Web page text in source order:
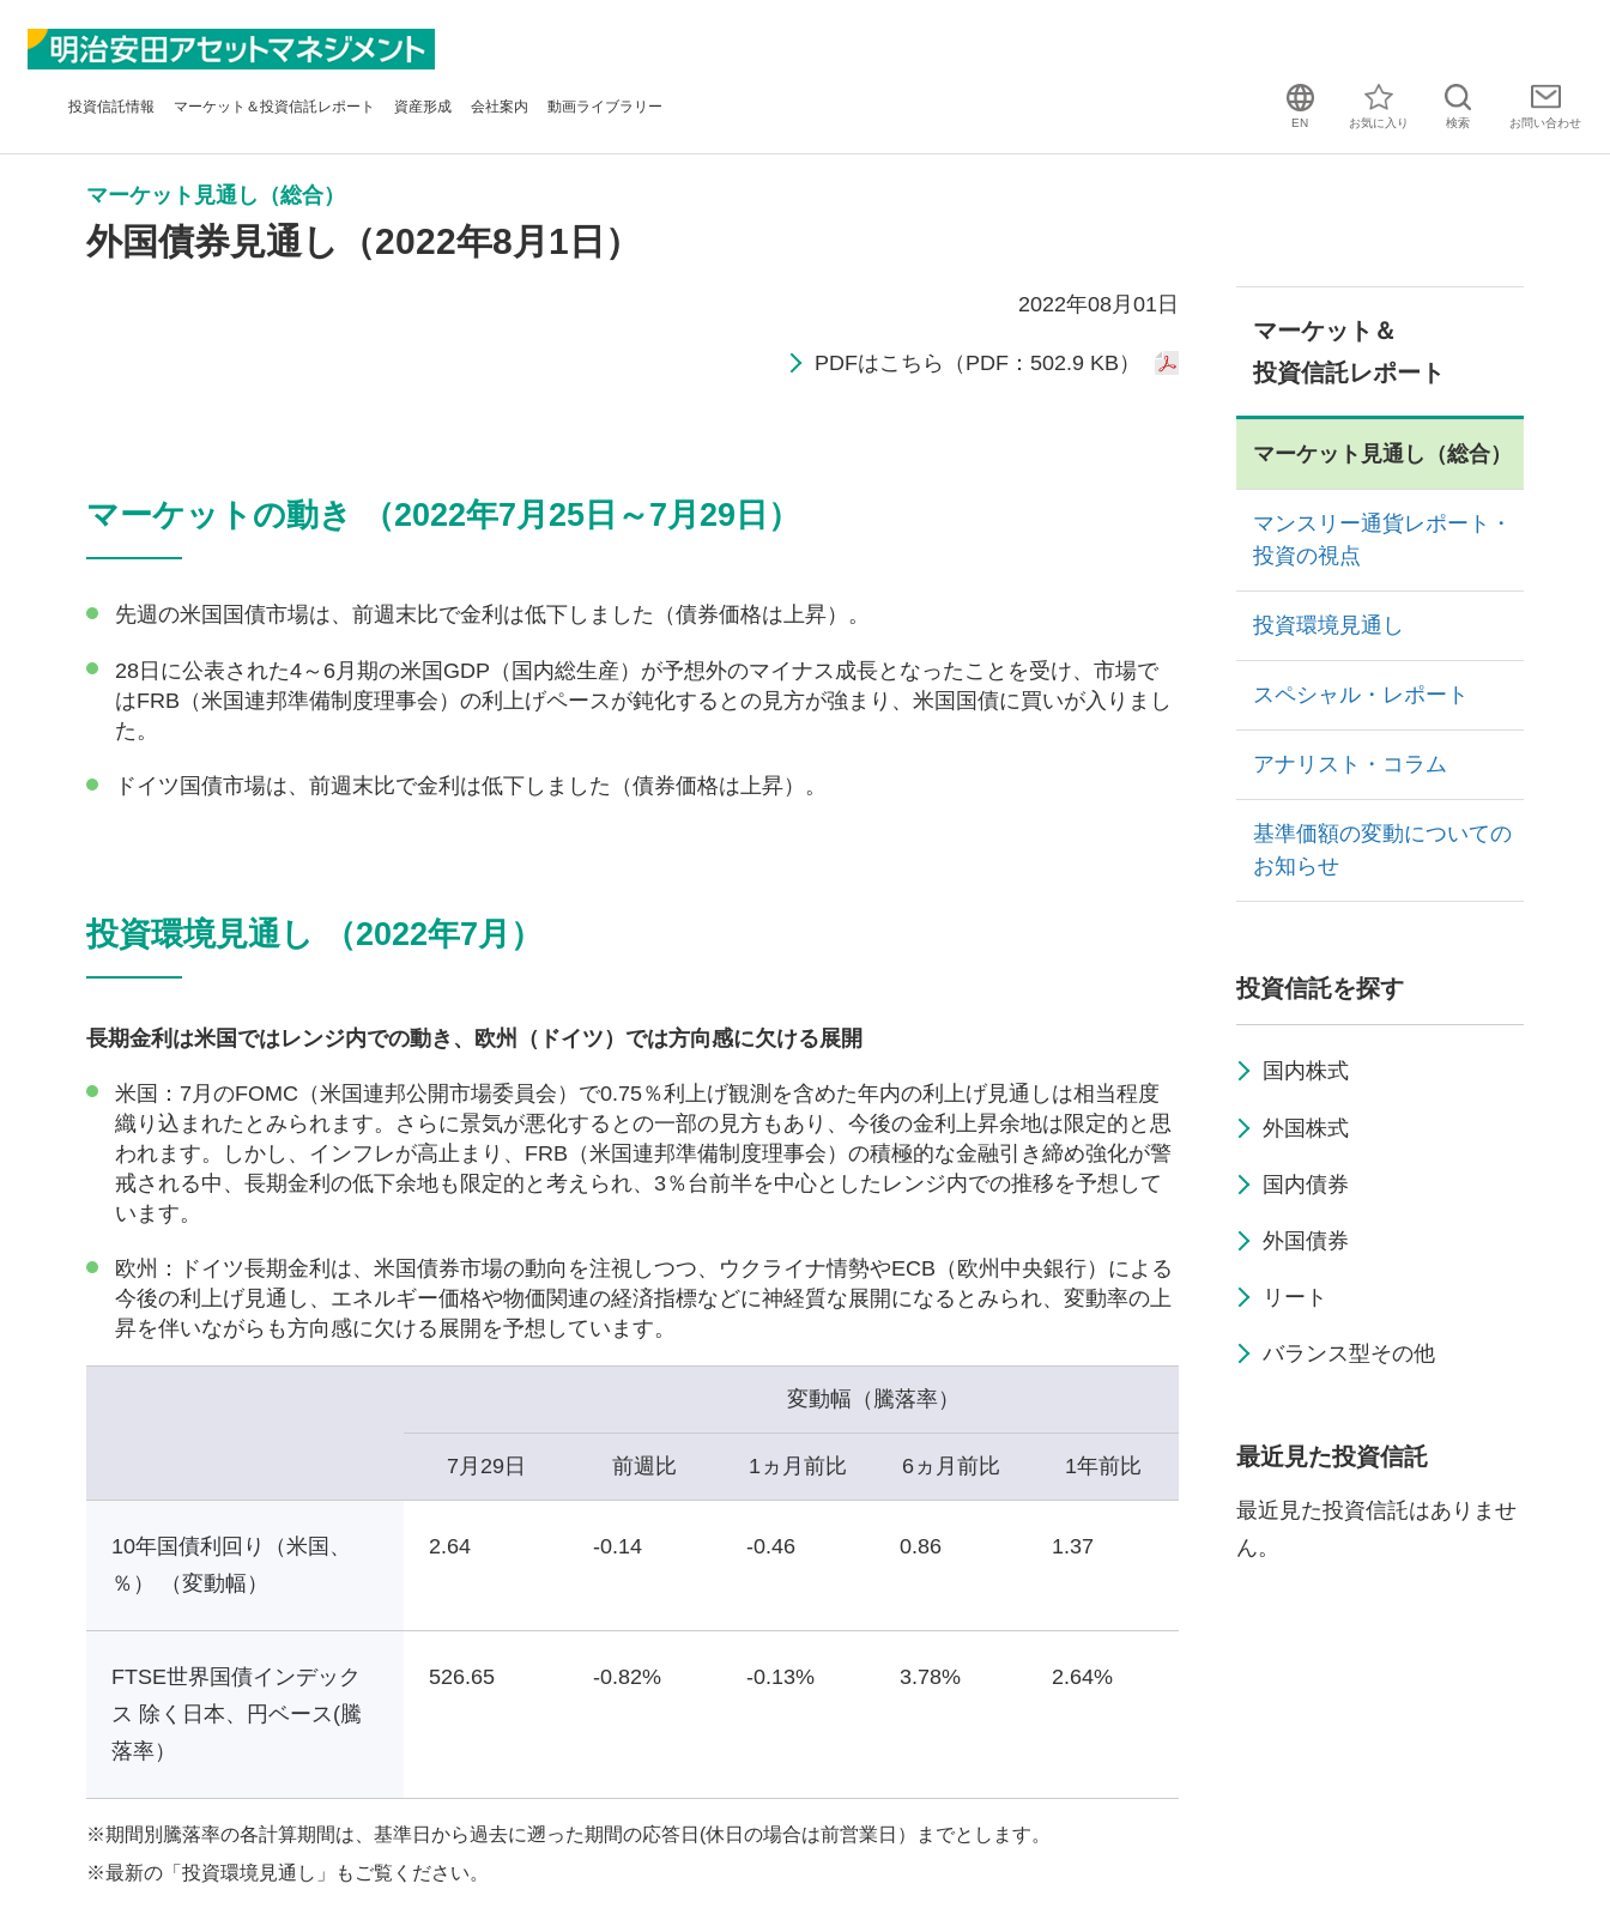
投資信託情報 マーケット＆投資信託レポート 資産形成 会社案内 動画ライブラリー
EN お気に入り 検索 お問い合わせ
マーケット見通し（総合）
外国債券見通し（2022年8月1日）
2022年08月01日
PDFはこちら（PDF：502.9 KB）
マーケットの動き （2022年7月25日～7月29日）
先週の米国国債市場は、前週末比で金利は低下しました（債券価格は上昇）。
28日に公表された4～6月期の米国GDP（国内総生産）が予想外のマイナス成長となったことを受け、市場で
はFRB（米国連邦準備制度理事会）の利上げペースが鈍化するとの見方が強まり、米国国債に買いが入りまし
た。
ドイツ国債市場は、前週末比で金利は低下しました（債券価格は上昇）。
投資環境見通し （2022年7月）
長期金利は米国ではレンジ内での動き、欧州（ドイツ）では方向感に欠ける展開
米国：7月のFOMC（米国連邦公開市場委員会）で0.75％利上げ観測を含めた年内の利上げ見通しは相当程度
織り込まれたとみられます。さらに景気が悪化するとの一部の見方もあり、今後の金利上昇余地は限定的と思
われます。しかし、インフレが高止まり、FRB（米国連邦準備制度理事会）の積極的な金融引き締め強化が警
戒される中、長期金利の低下余地も限定的と考えられ、3％台前半を中心としたレンジ内での推移を予想して
います。
欧州：ドイツ長期金利は、米国債券市場の動向を注視しつつ、ウクライナ情勢やECB（欧州中央銀行）による
今後の利上げ見通し、エネルギー価格や物価関連の経済指標などに神経質な展開になるとみられ、変動率の上
昇を伴いながらも方向感に欠ける展開を予想しています。
変動幅（騰落率）
7月29日 前週比 1ヵ月前比 6ヵ月前比 1年前比
10年国債利回り（米国、
％） （変動幅）
2.64 -0.14 -0.46 0.86 1.37
FTSE世界国債インデック
ス 除く日本、円ベース(騰
落率）
526.65 -0.82% -0.13% 3.78% 2.64%
※期間別騰落率の各計算期間は、基準日から過去に遡った期間の応答日(休日の場合は前営業日）までとします。
※最新の「投資環境見通し」もご覧ください。
マーケット＆
投資信託レポート
マーケット見通し（総合）
マンスリー通貨レポート・
投資の視点
投資環境見通し
スペシャル・レポート
アナリスト・コラム
基準価額の変動についての
お知らせ
投資信託を探す
国内株式
外国株式
国内債券
外国債券
リート
バランス型その他
最近見た投資信託
最近見た投資信託はありませ
ん。